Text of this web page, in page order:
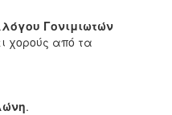
Γονιμιωτών
χορούς από τα
.